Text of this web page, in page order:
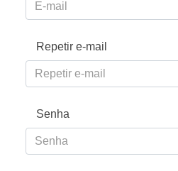
Repetir e-mail
Senha